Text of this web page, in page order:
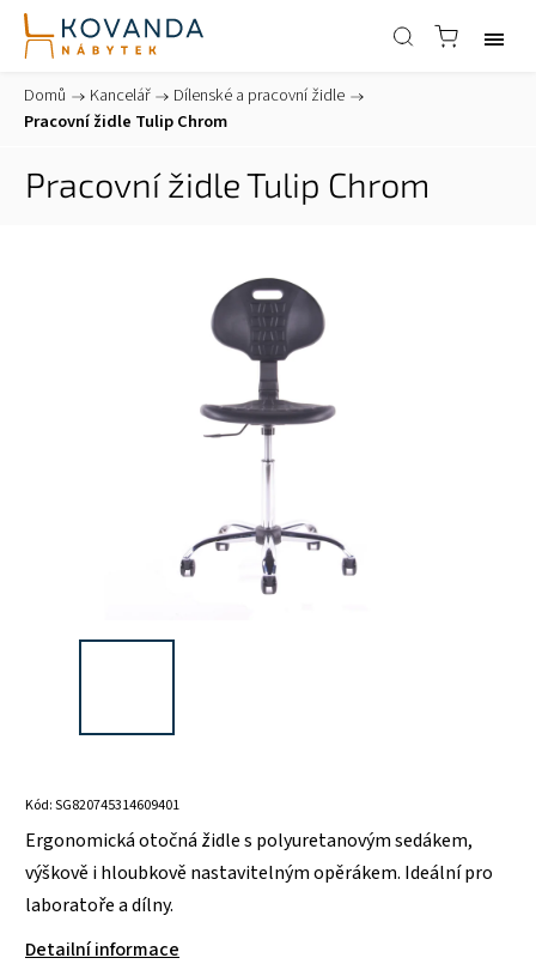
Domů / Kancelář / Dílenské a pracovní židle /
Pracovní židle Tulip Chrom
Pracovní židle Tulip Chrom
Kód:SG820745314609401
Ergonomická otočná židle s polyuretanovým sedákem,
výškově i hloubkově nastavitelným opěrákem. Ideální pro
laboratoře a dílny.
Detailní informace